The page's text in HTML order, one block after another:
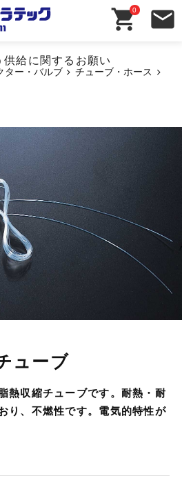
供給に関するお願い
0
ター・バルブ
チューブ・ホース
ューブ
熱収縮チューブです。耐熱・耐
り、不燃性です。電気的特性が